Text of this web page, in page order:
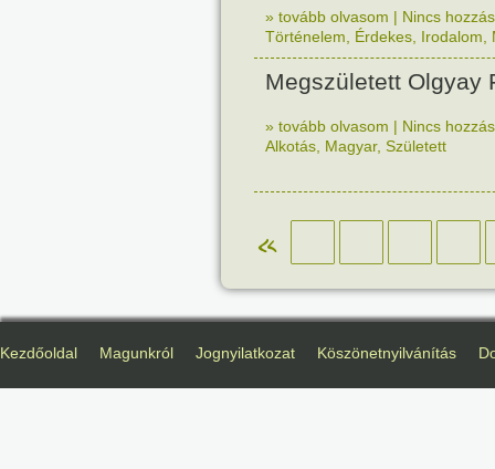
» tovább olvasom | Nincs
Történelem
Érdekes Irodalom
Megszületett Olgyay
» tovább olvasom | Nincs
Alkotás Magyar, Született
«
Kezdőoldal Magunkról Jognyilatkozat Köszönetnyilvánítás